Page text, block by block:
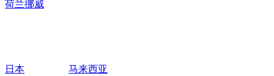
荷兰挪威
日本
马来西亚